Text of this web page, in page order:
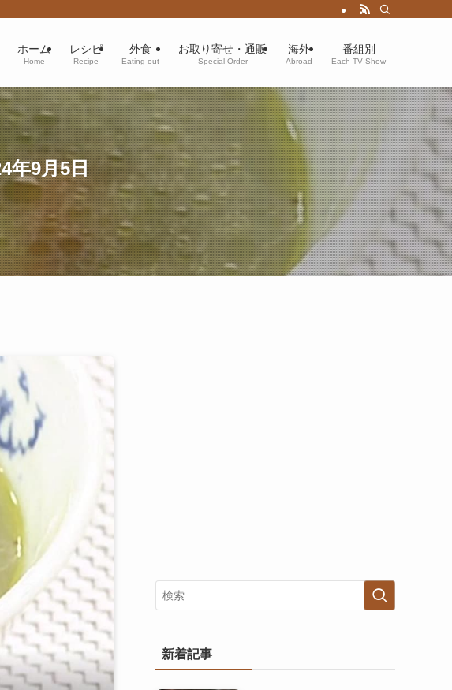
ホーム
Home
レシピ
Recipe
外食
Eating out
お取り寄せ・通販
Special Order
海外
Abroad
番組別
Each TV Show
年9月5日
新着記事